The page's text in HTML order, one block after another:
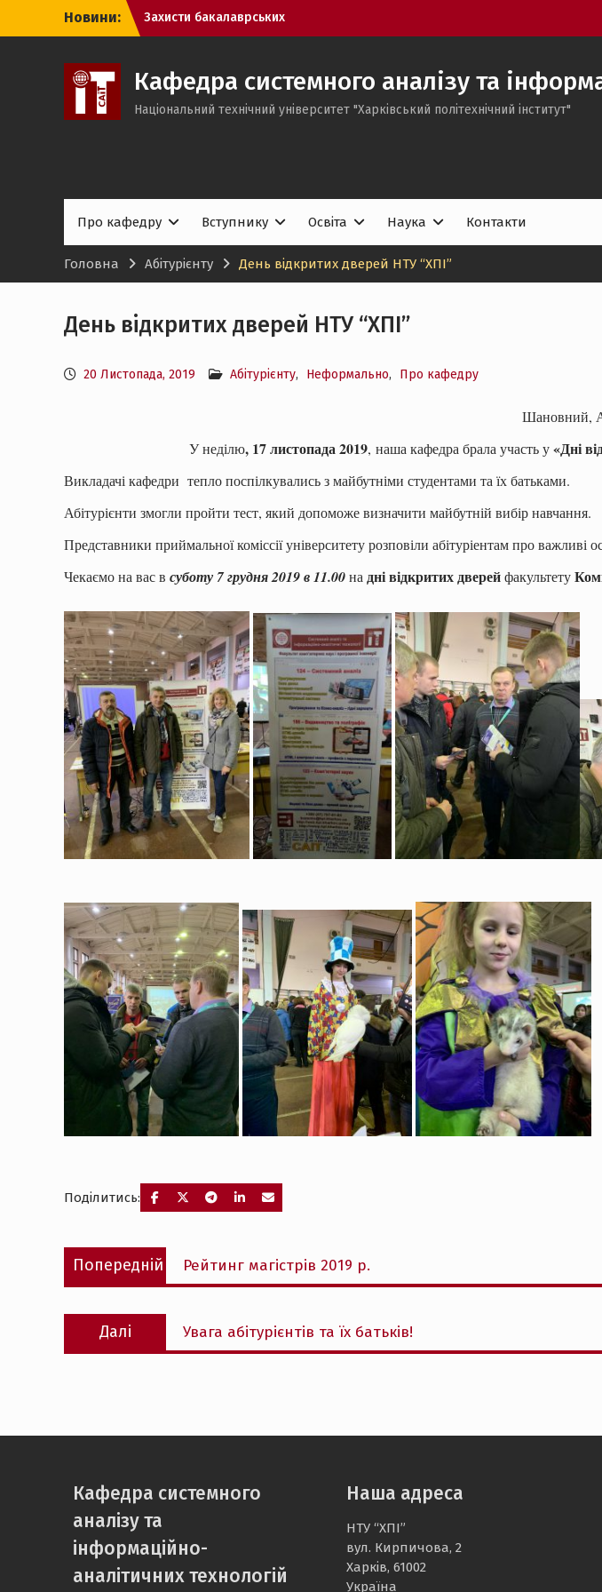
Новини:
Захисти бакалаврських
кваліфікаційних робіт здобувачів
Системний аналіз.
Захисти бакалаврських
кваліфікаційних робіт здобувачів
вищої освіти спеціальності 122
Комп’ютерні науки.
Кафедра системного аналізу та
Національний технічний університет "Харківський політехнічний інститут"
Про кафедру Вступнику Освіта Наука Контакти
Головна Абітурієнту День відкритих дверей НТУ “ХПІ”
День відкритих дверей НТУ “ХПІ”
20 Листопада, 2019 Абітурієнту, Неформально, Про кафедру
Шановний,
У неділю, 17 листопада 2019, наша кафедра брала участь у«Дні
Викладачі кафедри тепло поспілкувались з майбутніми студентами та їх батьками.
Абітурієнти змогли пройти тест, який допоможе визначити майбутній вибір навчання.
Представники приймальної коміссії університету розповіли абітуріентам про важливі
Чекаємо на вас в суботу 7 грудня 2019 в 11.00на дні відкритих дверейфакультету
Поділитись:
Навігація
записів
Попередній
Попередній
запис:
Рейтинг магістрів 2019 р.
Далі
Наступний
запис:
Увага абітурієнтів та їх батьків!
Кафедра системного
аналізу та
інформаційно-
аналітичних технологій
Наша адреса
НТУ “ХПІ”
вул. Кирпичова, 2
Харків, 61002
Україна